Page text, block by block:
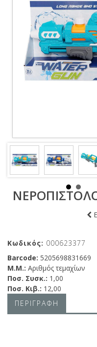
Κωδικός: 000623377
Barcode: 5205698831669
Μ.Μ.: Αριθμός τεμαχίων
Ποσ. Συσκ.: 1,00
Ποσ. Κιβ.: 12,00
ΠΕΡΙΓΡΑΦΗ